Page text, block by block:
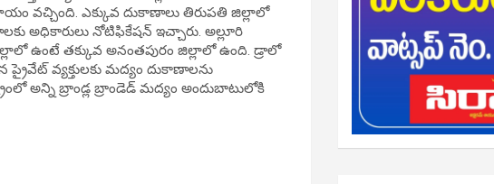
వచ్చింది. ఎక్కువ దుకాణాలు తిరుపతి జిల్లాలో
అధికారులు నోటిఫికేషన్ ఇచ్చారు. అల్లూరి
ఉంటే తక్కువ అనంతపురం జిల్లాలో ఉంది. డ్రాలో
ప్రైవేట్ వ్యక్తులకు మద్యం దుకాణాలను
అన్ని బ్రాండ్ల బ్రాండెడ్ మద్యం అందుబాటులోకి